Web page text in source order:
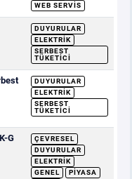
WEB SERVIS
DUYURULAR
ELEKTRIK
SERBEST
TÜKETICI
DUYURULAR
ELEKTRIK
SERBEST
TÜKETICI
G
ÇEVRESEL
DUYURULAR
ELEKTRIK
GENEL
PIYASA